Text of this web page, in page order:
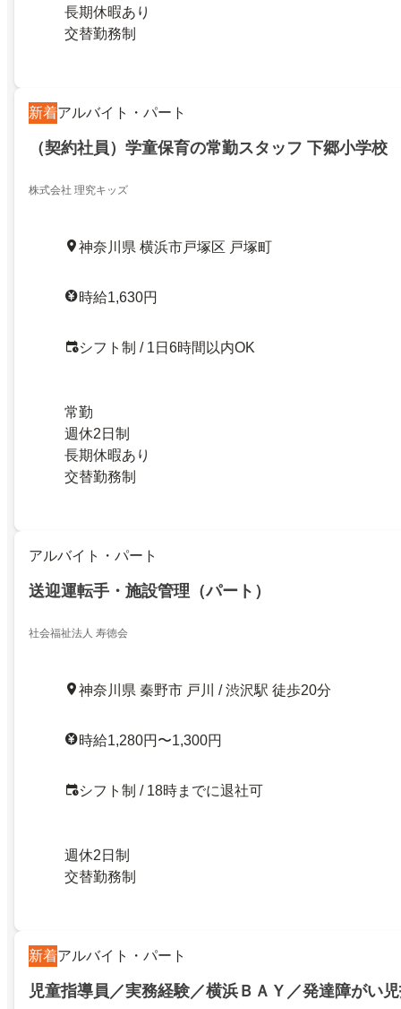
長期休暇あり
交替勤務制
新着アルバイト・パート
（契約社員）学童保育の常勤スタッフ 下郷小学校
株式会社 理究キッズ
神奈川県 横浜市戸塚区 戸塚町
時給1,630円
シフト制 / 1日6時間以内OK
常勤
週休2日制
長期休暇あり
交替勤務制
アルバイト・パート
送迎運転手・施設管理（パート）
社会福祉法人 寿徳会
神奈川県 秦野市 戸川 / 渋沢駅 徒歩20分
時給1,280円〜1,300円
シフト制 / 18時までに退社可
週休2日制
交替勤務制
新着アルバイト・パート
児童指導員／実務経験／横浜ＢＡＹ／発達障がい